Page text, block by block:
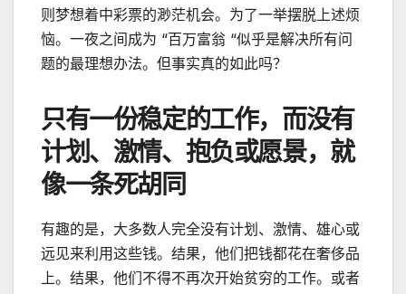
则梦想着中彩票的渺茫机会。为了一举摆脱上述烦
恼。一夜之间成为 “百万富翁 “似乎是解决所有问
题的最理想办法。但事实真的如此吗？
只有一份稳定的工作，而没有
计划、激情、抱负或愿景，就
像一条死胡同
有趣的是，大多数人完全没有计划、激情、雄心或
远见来利用这些钱。结果，他们把钱都花在奢侈品
上。结果，他们不得不再次开始贫穷的工作。或者